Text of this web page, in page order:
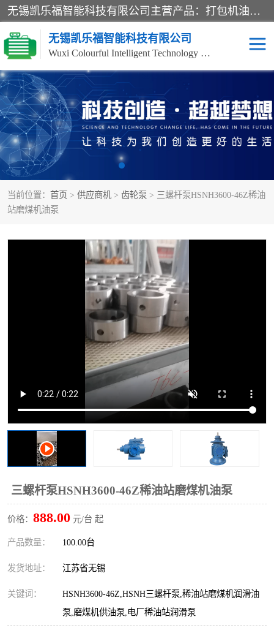
无锡凯乐福智能科技有限公司主营产品：打包机油泵、风冷式油冷却器、液压阀、液压泵、冷却器、过滤器及气动元器件。公司主导生产齿轮泵、齿轮马达、液压阀等产品。共计100多个系列、3000余种规格。覆盖了液压系统的动力元件、控制元件和执行元件，具备较强的成套供货、服务能力。
无锡凯乐福智能科技有限公司
Wuxi Colourful Intelligent Technology Co., Ltd
当前位置： 首页 > 供应商机 > 齿轮泵 > 三螺杆泵HSNH3600-46Z稀油
站磨煤机油泵
三螺杆泵HSNH3600-46Z稀油站磨煤机油泵
价格： 888.00 元/台 起
产品数量： 100.00台
发货地址： 江苏省无锡
关键词：
HSNH3600-46Z,HSNH三螺杆泵,稀油站磨煤机润滑油
泵,磨煤机供油泵,电厂稀油站润滑泵
齿轮泵 机床冷却泵
风冷式油冷却器 叶片泵
液压马达
柱塞泵 方向阀
电机
列管式油冷却器